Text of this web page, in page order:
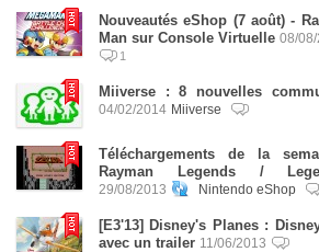
Nouveautés eShop (7 août) -
Man sur Console Virtuelle 08/
1
Miiverse : 8 nouvelles
04/02/2014 Miiverse
Téléchargements de la
Rayman Legends /
29/08/2013 Nintendo eShop
[E3'13] Disney's Planes :
avec un trailer 11/06/2013